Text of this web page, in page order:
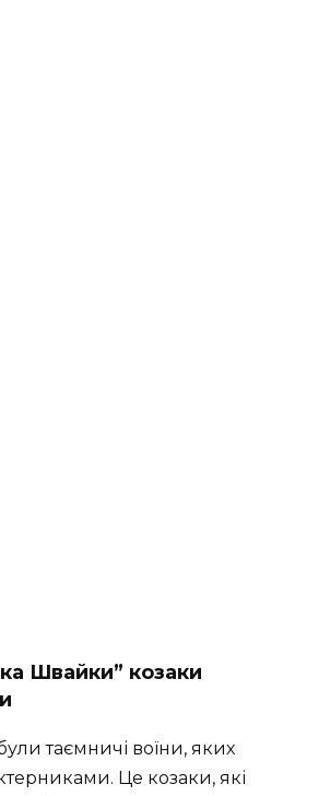
Швайки” козаки
таємничі во­їни, яких
Це козаки, які